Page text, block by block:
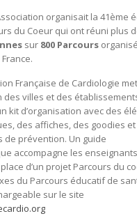
organisait la 41ème
du Coeur qui ont réuni plus
sur 800 Parcours
Française de Cardiologie
des villes et des
kit d’organisation avec des
des affiches, des goodies
de prévention. Un guide
accompagne les
d’un projet Parcours du
du Parcours éducatif de
sur le site